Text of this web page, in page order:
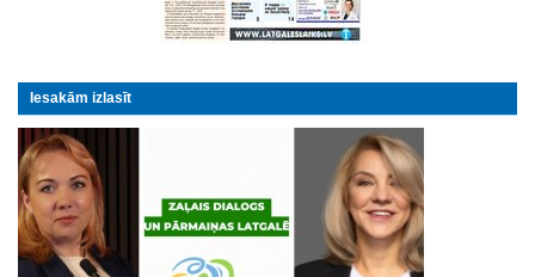
Iesakām izlasīt